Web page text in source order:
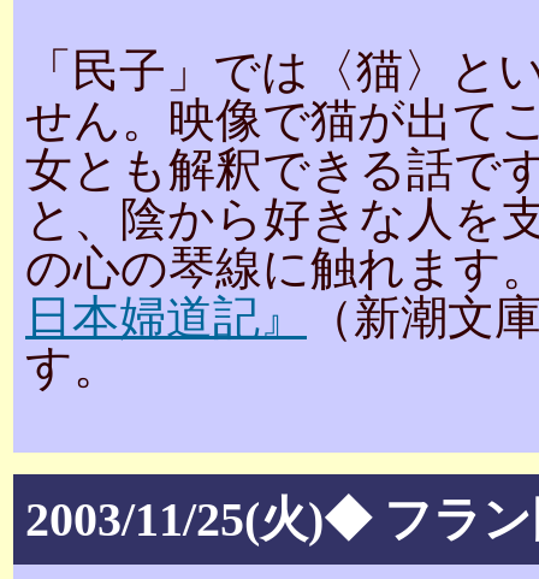
「民子」では〈猫〉と
せん。映像で猫が出て
女とも解釈できる話で
と、陰から好きな人を
の心の琴線に触れます
日本婦道記』
（新潮文
す。
2003/11/25(火)◆ フラ